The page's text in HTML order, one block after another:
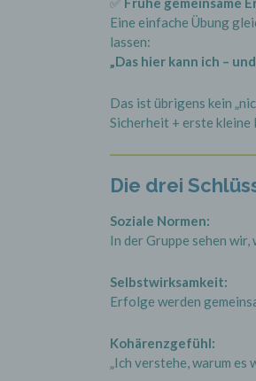
Eine einfache Übung
lassen:
„Das hier kann ich –
Das ist übrigens kein
Sicherheit + erste
Die drei
Soziale Normen:
In der Gruppe sehen
Selbstwirksamkeit:
Erfolge werden
Kohärenzgefühl:
„Ich verstehe, warum es